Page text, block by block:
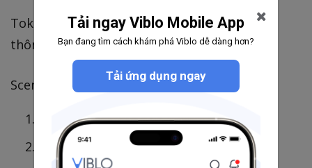
Token hết hạngiữa lúcngười dùng đang điền
thông tin thanh toán.
Scenario:
Người dùng mở app, token còn 5 phút
Điền thông tin card, suy nghĩ 6 phút
Tải ngay Viblo Mobile App
Bạn đang tìm cách khám phá Viblo dễ dàng hơn?
Tải ứng dụng ngay